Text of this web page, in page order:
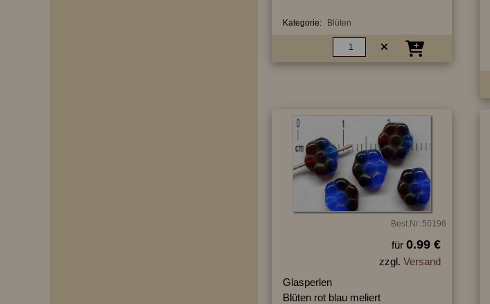
Kategorie: Blüten
Best.Nr.:50196
für 0.99 €
zzgl. Versand
Glasperlen
Blüten rot blau meliert